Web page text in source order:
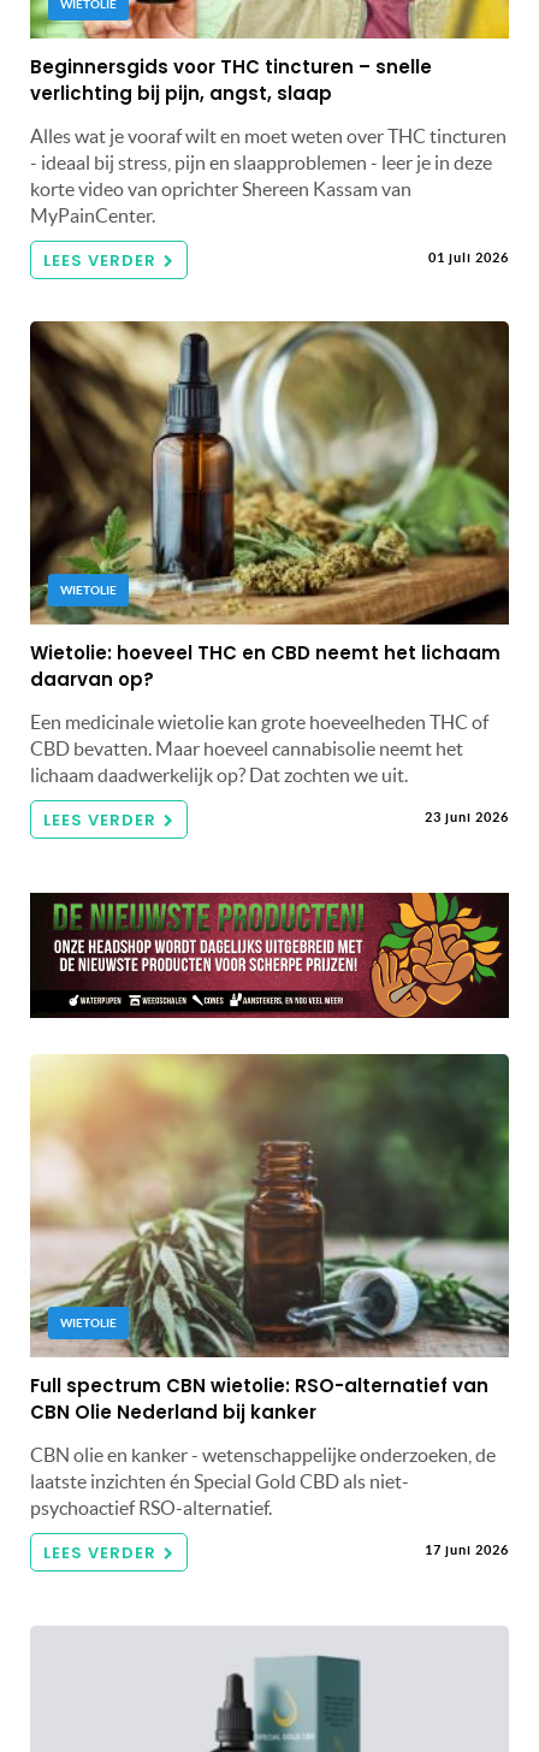
WIETOLIE
Beginnersgids voor THC tincturen – snelle
verlichting bij pijn, angst, slaap
Alles wat je vooraf wilt en moet weten over THC tincturen
- ideaal bij stress, pijn en slaapproblemen - leer je in deze
korte video van oprichter Shereen Kassam van
MyPainCenter.
LEES VERDER 01 juli 2026
WIETOLIE
Wietolie: hoeveel THC en CBD neemt het lichaam
daarvan op?
Een medicinale wietolie kan grote hoeveelheden THC of
CBD bevatten. Maar hoeveel cannabisolie neemt het
lichaam daadwerkelijk op? Dat zochten we uit.
LEES VERDER 23 juni 2026
WIETOLIE
Full spectrum CBN wietolie: RSO-alternatief van
CBN Olie Nederland bij kanker
CBN olie en kanker - wetenschappelijke onderzoeken, de
laatste inzichten én Special Gold CBD als niet-
psychoactief RSO-alternatief.
LEES VERDER 17 juni 2026